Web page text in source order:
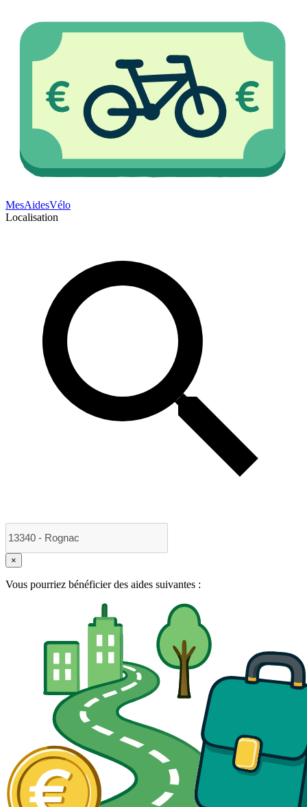
MesAidesVélo
Localisation
×
Vous pourriez bénéficier des aides suivantes :